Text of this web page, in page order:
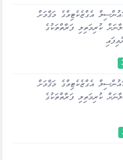
އެގްޒެކެޓިވްގެ މަޤާމަށް
އިޢުލާނަށް ކުރިމަތިލި ފަރާތްތަކުގެ
އެގްޒެކެޓިވްގެ މަޤާމަށް
އިޢުލާނަށް ކުރިމަތިލި ފަރާތްތަކުގެ